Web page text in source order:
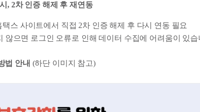
, 2차 인증 해제 후 재연동
택스 사이트에서 직접 2차 인증 해제 후 다시 연동 필요
않으면 로그인 오류로 인해 데이터 수집에 어려움이 있습
법 안내 (하단 이미지 참고)